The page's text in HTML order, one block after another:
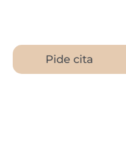
Pide cita